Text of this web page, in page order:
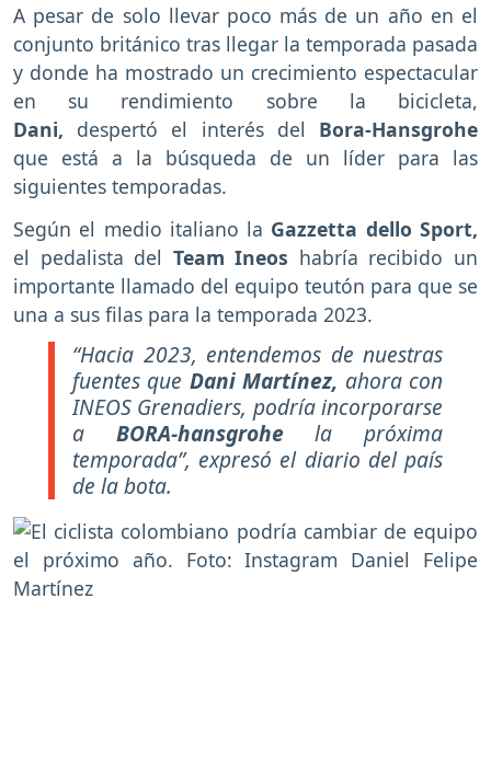
A pesar de solo llevar poco más de un año en el
conjunto británico tras llegar la temporada pasada
y donde ha mostrado un crecimiento espectacular
en su rendimiento sobre la bicicleta,
Dani, despertó el interés del Bora-Hansgrohe
que está a la búsqueda de un líder para las
siguientes temporadas.
Según el medio italiano la Gazzetta dello Sport,
el pedalista del Team Ineos habría recibido un
importante llamado del equipo teutón para que se
una a sus filas para la temporada 2023.
“Hacia 2023, entendemos de nuestras
fuentes que Dani Martínez, ahora con
INEOS Grenadiers, podría incorporarse
a BORA-hansgrohela próxima
temporada”, expresó el diario del país
de la bota.